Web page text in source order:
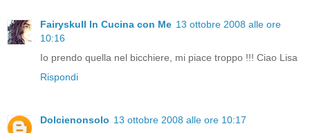
Fairyskull In Cucina con Me 13 ottobre 2008 alle ore
10:16
Io prendo quella nel bicchiere, mi piace troppo !!! Ciao Lisa
Rispondi
Dolcienonsolo 13 ottobre 2008 alle ore 10:17